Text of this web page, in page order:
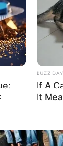
fundit e
BUZZ DAY
If A
It